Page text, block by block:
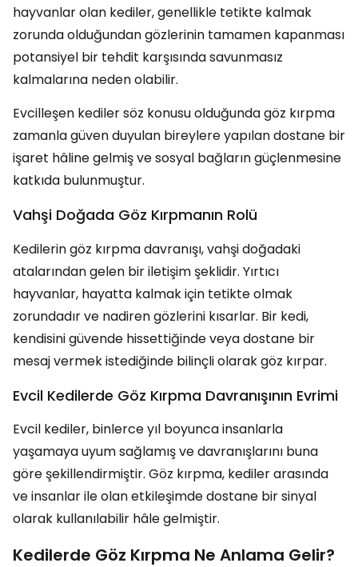
hayvanlar olan kediler, genellikle tetikte kalmak
zorunda olduğundan gözlerinin tamamen kapanması
potansiyel bir tehdit karşısında savunmasız
kalmalarına neden olabilir.
Evcilleşen kediler söz konusu olduğunda göz kırpma
zamanla güven duyulan bireylere yapılan dostane bir
işaret hâline gelmiş ve sosyal bağların güçlenmesine
katkıda bulunmuştur.
Vahşi Doğada Göz Kırpmanın Rolü
Kedilerin göz kırpma davranışı, vahşi doğadaki
atalarından gelen bir iletişim şeklidir. Yırtıcı
hayvanlar, hayatta kalmak için tetikte olmak
zorundadır ve nadiren gözlerini kısarlar. Bir kedi,
kendisini güvende hissettiğinde veya dostane bir
mesaj vermek istediğinde bilinçli olarak göz kırpar.
Evcil Kedilerde Göz Kırpma Davranışının Evrimi
Evcil kediler, binlerce yıl boyunca insanlarla
yaşamaya uyum sağlamış ve davranışlarını buna
göre şekillendirmiştir. Göz kırpma, kediler arasında
ve insanlar ile olan etkileşimde dostane bir sinyal
olarak kullanılabilir hâle gelmiştir.
Kedilerde Göz Kırpma Ne Anlama Gelir?